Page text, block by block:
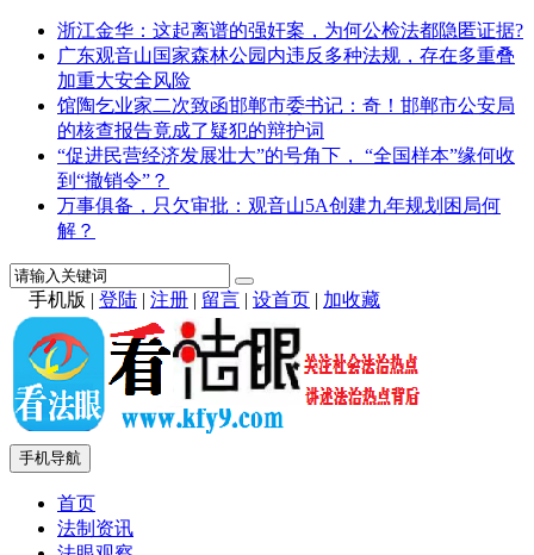
浙江金华：这起离谱的强奸案，为何公检法都隐匿证据?
广东观音山国家森林公园内违反多种法规，存在多重叠
加重大安全风险
馆陶乞业家二次致函邯郸市委书记：奇！邯郸市公安局
的核查报告竟成了疑犯的辩护词
“促进民营经济发展壮大”的号角下， “全国样本”缘何收
到“撤销令”？
万事俱备，只欠审批：观音山5A创建九年规划困局何
解？
手机版 | 登陆 | 注册 | 留言 | 设首页 | 加收藏
手机导航
首页
法制资讯